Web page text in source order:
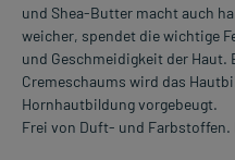
und Shea-Butter macht auch
weicher, spendet die wichtige
und Geschmeidigkeit der Haut.
Cremeschaums wird das
Hornhautbildung vorgebeugt.
Frei von Duft- und Farbstoffen.